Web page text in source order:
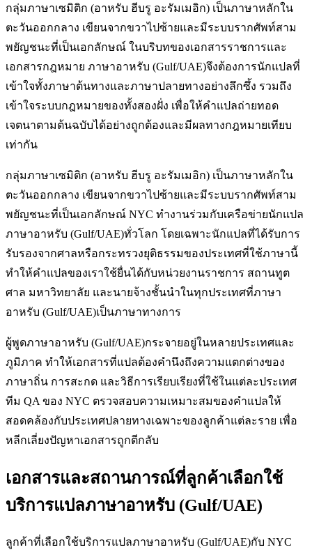
กลุ่มภาษาเซมิติก (อาหรับ ฮีบรู อะรัมเมอิก) เป็นภาษาหลักใน
ตะวันออกกลาง เขียนจากขวาไปซ้ายและมีระบบรากศัพท์สาม
พยัญชนะที่เป็นเอกลักษณ์ ในบริบทของเอกสารราชการและ
เอกสารกฎหมาย ภาษาอาหรับ (Gulf/UAE)จึงต้องการนักแปลที่
เข้าใจทั้งภาษาต้นทางและภาษาปลายทางอย่างลึกซึ้ง รวมถึง
เข้าใจระบบกฎหมายของทั้งสองฝั่ง เพื่อให้คำแปลถ่ายทอด
เจตนาตามต้นฉบับได้อย่างถูกต้องและมีผลทางกฎหมายเทียบ
เท่ากัน
กลุ่มภาษาเซมิติก (อาหรับ ฮีบรู อะรัมเมอิก) เป็นภาษาหลักใน
ตะวันออกกลาง เขียนจากขวาไปซ้ายและมีระบบรากศัพท์สาม
พยัญชนะที่เป็นเอกลักษณ์ NYC ทำงานร่วมกับเครือข่ายนักแปล
ภาษาอาหรับ (Gulf/UAE)ทั่วโลก โดยเฉพาะนักแปลที่ได้รับการ
รับรองจากศาลหรือกระทรวงยุติธรรมของประเทศที่ใช้ภาษานี้
ทำให้คำแปลของเราใช้ยื่นได้กับหน่วยงานราชการ สถานทูต
ศาล มหาวิทยาลัย และนายจ้างชั้นนำในทุกประเทศที่ภาษา
อาหรับ (Gulf/UAE)เป็นภาษาทางการ
ผู้พูดภาษาอาหรับ (Gulf/UAE)กระจายอยู่ในหลายประเทศและ
ภูมิภาค ทำให้เอกสารที่แปลต้องคำนึงถึงความแตกต่างของ
ภาษาถิ่น การสะกด และวิธีการเรียบเรียงที่ใช้ในแต่ละประเทศ
ทีม QA ของ NYC ตรวจสอบความเหมาะสมของคำแปลให้
สอดคล้องกับประเทศปลายทางเฉพาะของลูกค้าแต่ละราย เพื่อ
หลีกเลี่ยงปัญหาเอกสารถูกตีกลับ
เอกสารและสถานการณ์ที่ลูกค้าเลือกใช้
บริการแปลภาษาอาหรับ (Gulf/UAE)
ลูกค้าที่เลือกใช้บริการแปลภาษาอาหรับ (Gulf/UAE)กับ NYC